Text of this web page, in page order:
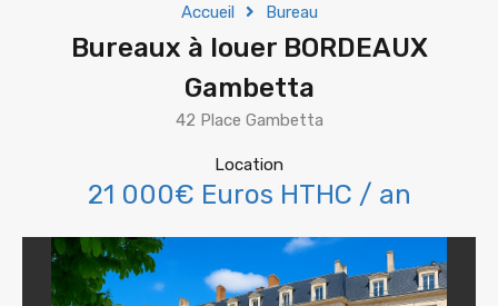
Accueil Bureau
Bureaux à louer BORDEAUX
Gambetta
42 Place Gambetta
Location
21 000€ Euros HTHC / an